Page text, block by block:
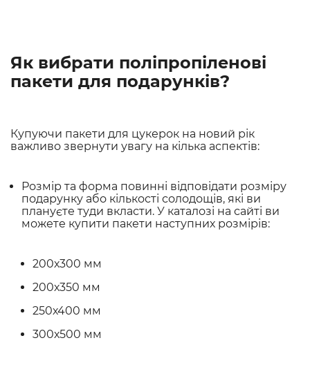
Як вибрати поліпропіленові
пакети для подарунків?
Купуючи пакети для цукерок на новий рік
важливо звернути увагу на кілька аспектів:
Розмір та форма повинні відповідати розміру
подарунку або кількості солодощів, які ви
плануєте туди вкласти. У каталозі на сайті ви
можете купити пакети наступних розмірів:
200х300 мм
200х350 мм
250х400 мм
300х500 мм